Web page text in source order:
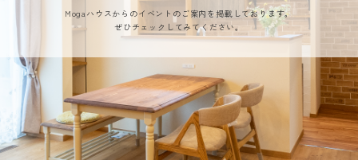
Mogaハウスからのイベントのご案内を掲載しております。
ぜひチェックしてみてください。​​​​​​​